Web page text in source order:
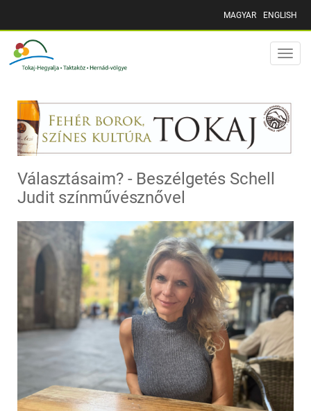
MAGYAR ENGLISH
Toggle
Választásaim? - Beszélgetés Schell
Judit színművésznővel